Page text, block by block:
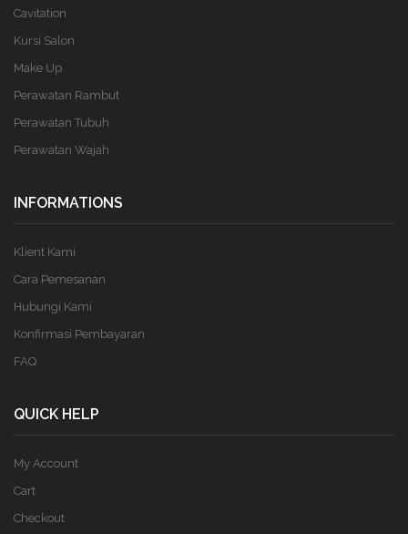
Cavitation
Kursi Salon
Make Up
Perawatan Rambut
Perawatan Tubuh
Perawatan Wajah
INFORMATIONS
Klient Kami
Cara Pemesanan
Hubungi Kami
Konfirmasi Pembayaran
FAQ
QUICK HELP
My Account
Cart
Checkout